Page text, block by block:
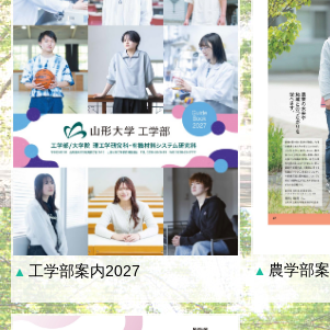
▲ 工学部案内2027 ▲ 農学部